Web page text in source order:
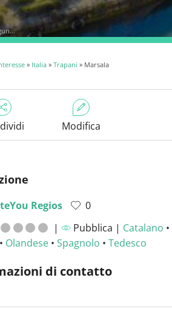
» Italia » Trapani » Marsala
Modifica
Regios
0
| Pubblica | Catalano •
• Olandese • Spagnolo • Tedesco
di contatto